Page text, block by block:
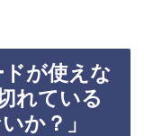
が使えな
れている
か？」